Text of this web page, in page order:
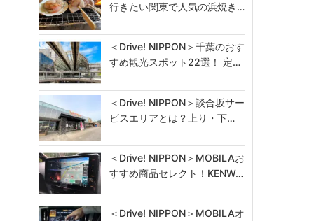
行きたい関東で人気の浜焼き…
＜Drive! NIPPON＞千葉のおす
すめ観光スポット22選！ 定…
＜Drive! NIPPON＞談合坂サー
ビスエリアとは？上り・下…
＜Drive! NIPPON＞MOBILAお
すすめ商品セレクト！KENW…
＜Drive! NIPPON＞MOBILAオ